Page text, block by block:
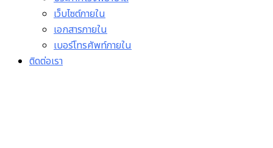
เว็บไซต์ภายใน
เอกสารภายใน
เบอร์โทรศัพท์ภายใน
ติดต่อเรา